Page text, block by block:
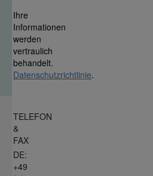
Ihre
Informationen
werden
vertraulich
behandelt.
Datenschutzrichtlinie.
TELEFON
&
FAX
DE:
+49